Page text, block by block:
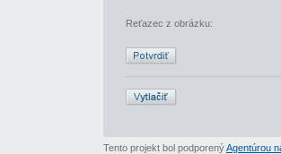
Reťazec z obrázku:
Tento projekt bol podporenýAgentúrou